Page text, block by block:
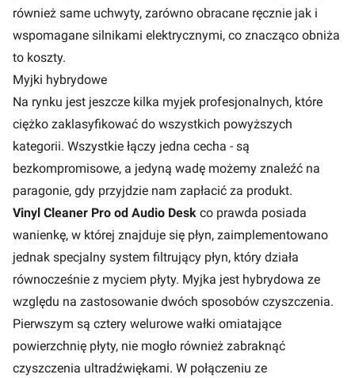
również same uchwyty, zarówno obracane ręcznie jak i
wspomagane silnikami elektrycznymi, co znacząco obniża
to koszty.
Myjki hybrydowe
Na rynku jest jeszcze kilka myjek profesjonalnych, które
ciężko zaklasyfikować do wszystkich powyższych
kategorii. Wszystkie łączy jedna cecha - są
bezkompromisowe, a jedyną wadę możemy znaleźć na
paragonie, gdy przyjdzie nam zapłacić za produkt.
Vinyl Cleaner Pro od Audio Desk co prawda posiada
wanienkę, w której znajduje się płyn, zaimplementowano
jednak specjalny system filtrujący płyn, który działa
równocześnie z myciem płyty. Myjka jest hybrydowa ze
względu na zastosowanie dwóch sposobów czyszczenia.
Pierwszym są cztery welurowe wałki omiatające
powierzchnię płyty, nie mogło również zabraknąć
czyszczenia ultradźwiękami. W połączeniu ze